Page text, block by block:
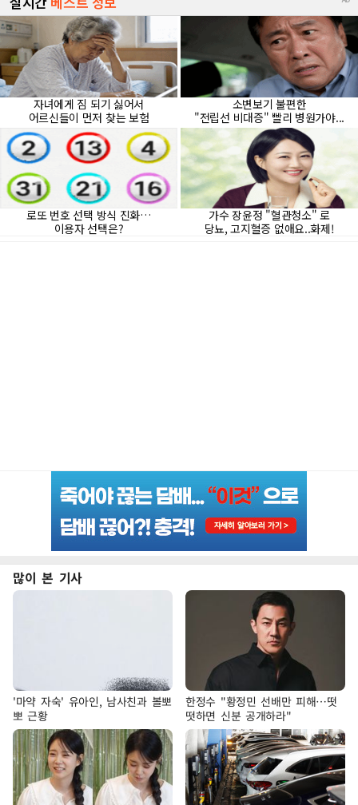
많이 본 기사
'마약 자숙' 유아인, 남사친과 볼뽀
뽀 근황
한정수 "황정민 선배만 피해…떳
떳하면 신분 공개하라"